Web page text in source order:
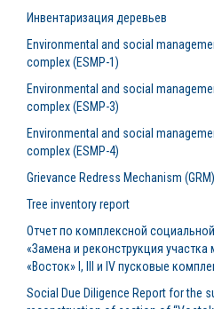
Инвентаризация деревьев
Environmental and social
complex (ESMP-1)
Environmental and social
complex (ESMP-3)
Environmental and social
complex (ESMP-4)
Grievance Redress Mechanism (GRM)
Tree inventory report
Отчет по комплексной
«Замена и реконструкция участка
«Восток» I, III и IV пусковые
Social Due Diligence Report for the